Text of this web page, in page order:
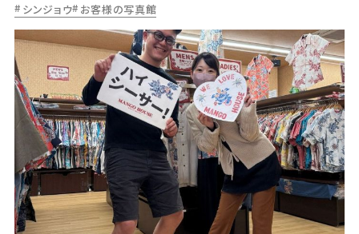
シンジョウ お客様の写真館